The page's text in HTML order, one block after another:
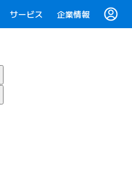
サービス 企業情報